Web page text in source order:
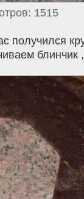
1515
получился